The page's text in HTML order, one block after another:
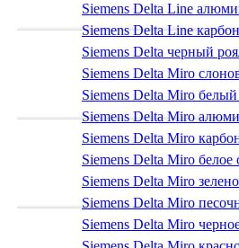
Siemens Delta Line
Siemens Delta Line
Siemens Delta черный
Siemens Delta Miro
Siemens Delta Miro
Siemens Delta Miro
Siemens Delta Miro
Siemens Delta Miro белое
Siemens Delta Miro
Siemens Delta Miro
Siemens Delta Miro